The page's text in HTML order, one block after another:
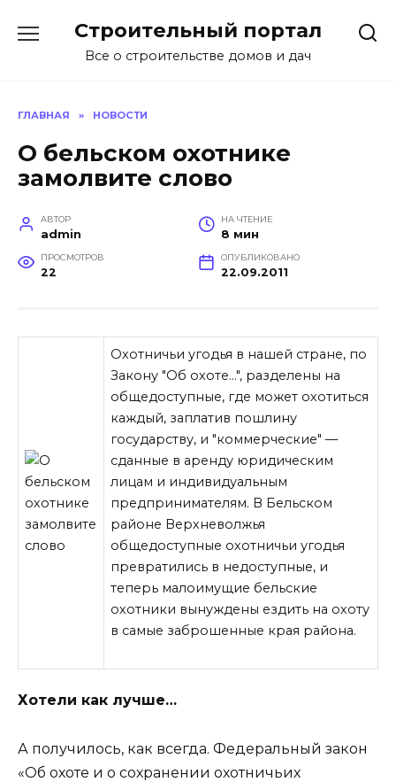
содержанию
Строительный портал
Все о строительстве домов и дач
ГЛАВНАЯ » НОВОСТИ
О бельском охотнике
замолвите слово
АВТОР
admin
НА ЧТЕНИЕ
8 мин
ПРОСМОТРОВ
22
ОПУБЛИКОВАНО
22.09.2011
Охотничьи угодья в нашей стране, по
Закону "Об охоте…", разделены на
общедоступные, где может охотиться
каждый, заплатив пошлину
государству, и "коммерческие" —
сданные в аренду юридическим
лицам и индивидуальным
предпринимателям. В Бельском
районе Верхневолжья
общедоступные охотничьи угодья
превратились в недоступные, и
теперь малоимущие бельские
охотники вынуждены ездить на охоту
в самые заброшенные края района.
Хотели как лучше…
А получилось, как всегда. Федеральный закон
«Об охоте и о сохранении охотничьих